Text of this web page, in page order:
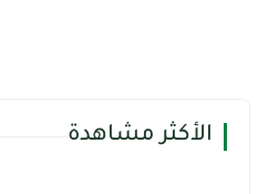
الأكثر مشاهدة